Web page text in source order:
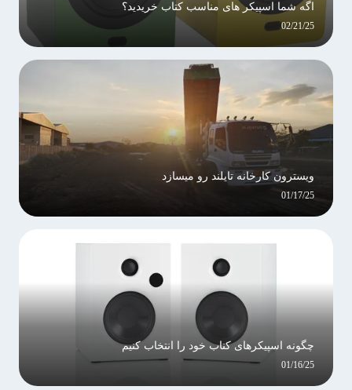
اگه شما اسپیکر های مناسب کتاب خریدید؟
02/21/25
ويسترون کارخانه تايلند رو ميسازد
01/17/25
چگونه اسپیکرهای کتاب خود را انتخاب کنیم
01/16/25